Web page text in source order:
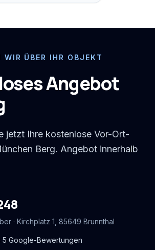
WIR ÜBER IHR OBJEKT
Angebot
jetzt Ihre kostenlose Vor-Ort-
Berg. Angebot innerhalb
· Kirchplatz 1 85649 Brunnthal
5 Google-Bewertungen